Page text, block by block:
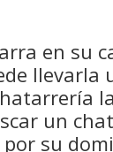
en su
llevarla
un
su